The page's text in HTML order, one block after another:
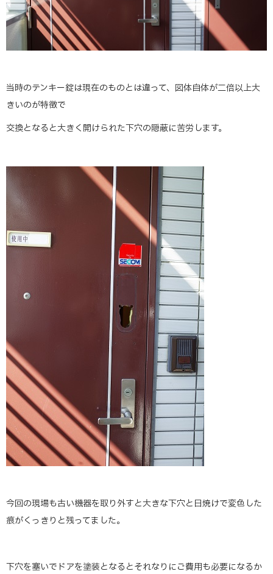
当時のテンキー錠は現在のものとは違って、図体自体が二倍以上大
きいのが特徴で
交換となると大きく開けられた下穴の隠蔽に苦労します。
今回の現場も古い機器を取り外すと大きな下穴と日焼けで変色した
痕がくっきりと残ってました。
下穴を塞いでドアを塗装となるとそれなりにご費用も必要になるか